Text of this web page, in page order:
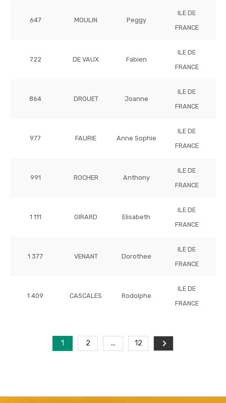
647 MOULIN Peggy
ILE DE
FRANCE
722 DE VAUX Fabien
ILE DE
FRANCE
864 DROUET Joanne
ILE DE
FRANCE
977 FAURIE Anne Sophie
ILE DE
FRANCE
991 ROCHER Anthony
ILE DE
FRANCE
1 111 GIRARD Elisabeth
ILE DE
FRANCE
1 377 VENANT Dorothee
ILE DE
FRANCE
1 409 CASCALES Rodolphe
ILE DE
FRANCE
1 2 ... 12